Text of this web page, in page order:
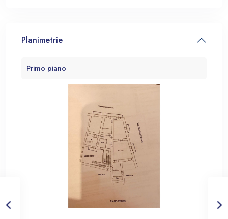
Planimetrie
Primo piano